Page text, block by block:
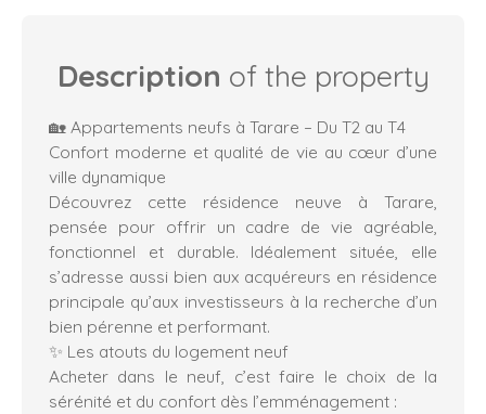
Description of the property
🏡 Appartements neufs à Tarare – Du T2 au T4
Confort moderne et qualité de vie au cœur d’une
ville dynamique
Découvrez cette résidence neuve à Tarare,
pensée pour offrir un cadre de vie agréable,
fonctionnel et durable. Idéalement située, elle
s’adresse aussi bien aux acquéreurs en résidence
principale qu’aux investisseurs à la recherche d’un
bien pérenne et performant.
✨ Les atouts du logement neuf
Acheter dans le neuf, c’est faire le choix de la
sérénité et du confort dès l’emménagement :